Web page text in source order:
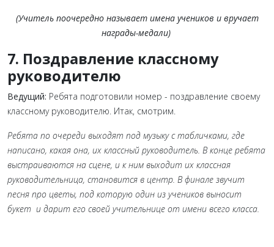
(Учитель поочередно называет имена учеников и вручает
награды-медали)
7. Поздравление классному
руководителю
Ведущий: Ребята подготовили номер - поздравление своему
классному руководителю. Итак, смотрим.
Ребята по очереди выходят под музыку с табличками, где
написано, какая она, их классный руководитель. В конце ребята
выстраиваются на сцене, и к ним выходит их классная
руководительница, становится в центр. В финале звучит
песня про цветы, под которую один из учеников выносит
букет и дарит его своей учительнице от имени всего класса.